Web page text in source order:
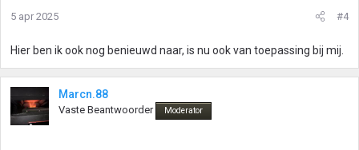
5 apr 2025 #4
Hier ben ik ook nog benieuwd naar, is nu ook van toepassing bij mij.
Marcn.88
Vaste Beantwoorder Moderator